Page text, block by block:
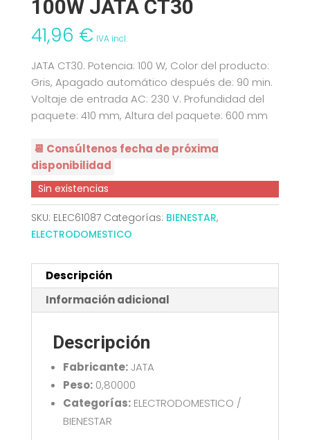
100W JATA CT30
41,96 € IVA incl.
JATA CT30. Potencia: 100 W, Color del producto:
Gris, Apagado automático después de: 90 min.
Voltaje de entrada AC: 230 V. Profundidad del
paquete: 410 mm, Altura del paquete: 600 mm
📆 Consúltenos fecha de próxima
disponibilidad
Sin existencias
SKU: ELEC61087 Categorías: BIENESTAR,
ELECTRODOMESTICO
Descripción
Información adicional
Descripción
Fabricante:JATA
Peso:0,80000
Categorías:ELECTRODOMESTICO /
BIENESTAR